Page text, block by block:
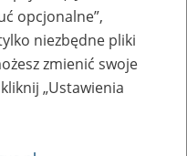
opcjonalne”,
niezbędne pliki
zmienić swoje
„Ustawienia